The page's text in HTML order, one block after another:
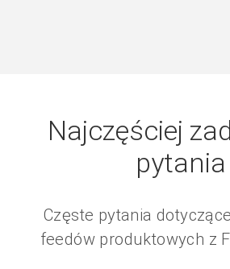
Najczęściej
pytania
Częste pytania
feedów produktowych z